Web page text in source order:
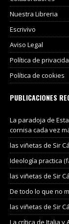
Nuestra Libreria
Escrivivo
Aviso Legal
Política de
Política de cookies
PUBLICACIONES
La paradoja de
cornisa cada vez
las viñetas de Sir
Ideología practica
las viñetas de Sir
De todo lo que no
las viñetas de Sir
La crítica de Italia y